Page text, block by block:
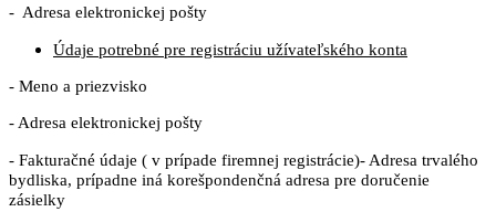
- Adresa elektronickej pošty
Údaje potrebné pre registráciu užívateľského konta
- Meno a priezvisko
- Adresa elektronickej pošty
- Fakturačné údaje ( v prípade firemnej registrácie)- Adresa trvalého
bydliska, prípadne iná korešpondenčná adresa pre doručenie
zásielky